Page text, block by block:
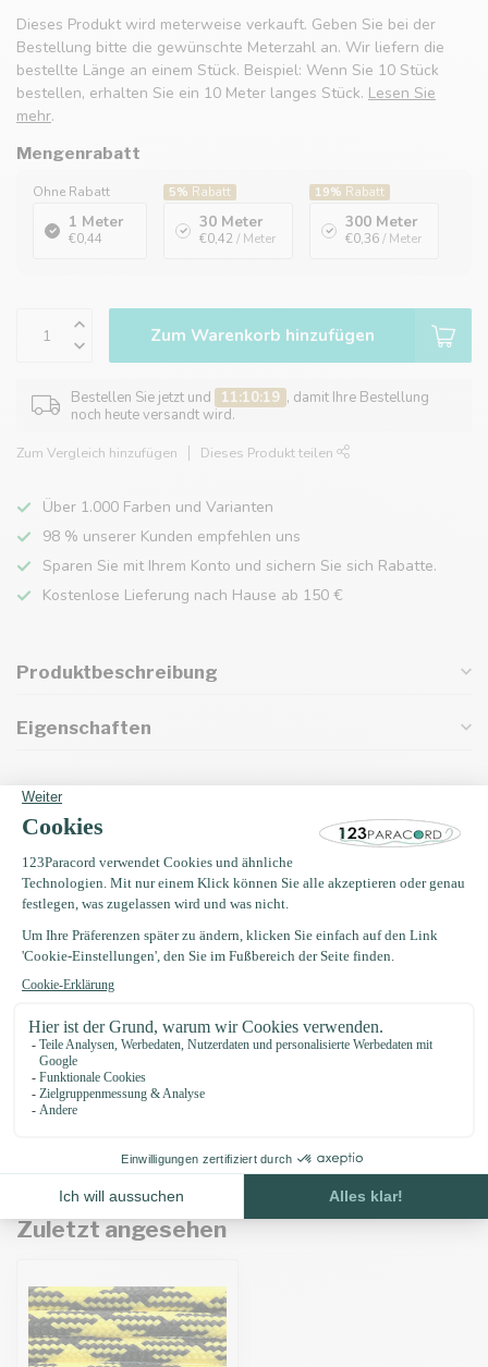
Dieses Produkt wird meterweise verkauft. Geben Sie bei der
Bestellung bitte die gewünschte Meterzahl an. Wir liefern die
bestellte Länge an einem Stück. Beispiel: Wenn Sie 10 Stück
bestellen, erhalten Sie ein 10 Meter langes Stück. Lesen Sie
mehr.
Mengenrabatt
Ohne Rabatt
1 Meter
€0,44
5% Rabatt
30 Meter
€0,42 / Meter
19% Rabatt
300 Meter
€0,36/ Meter
Zum Warenkorb hinzufügen
Bestellen Sie jetzt und 11:10:19 , damit Ihre Bestellung
noch heute versandt wird.
Zum Vergleich hinzufügen Dieses Produkt teilen
Über 1.000 Farben und Varianten
98 % unserer Kunden empfehlen uns
Sparen Sie mit Ihrem Konto und sichern Sie sich Rabatte.
Kostenlose Lieferung nach Hause ab 150 €
Produktbeschreibung
Eigenschaften
Oft zusammen gekauft mit
Paracord nadel 7,7CM
Auf Lager
Buckle 20MM Kunststoff
EM Keramik 50 gramm (35
Stücke)
Zuletzt angesehen